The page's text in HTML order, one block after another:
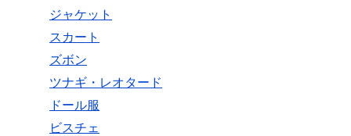
ジャケット
スカート
ズボン
ツナギ・レオタード
ドール服
ビスチェ